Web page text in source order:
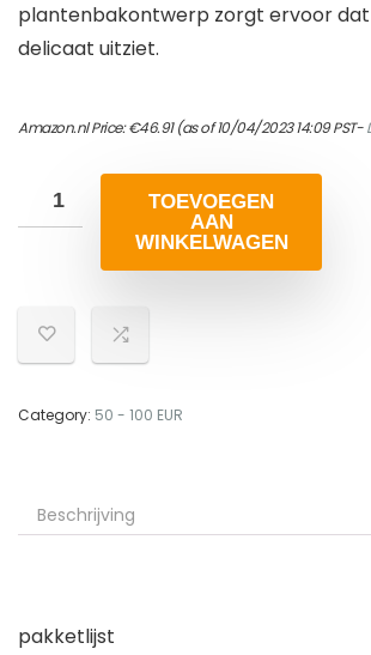
plantenbakontwerp zorgt ervoor
delicaat uitziet.
Amazon.nl Price:€46.91(as of 10/04/2023 14:09 PST-
TOEVOEGEN
AAN
WINKELWAGEN
Category: 50 - 100 EUR
Beschrijving
pakketlijst